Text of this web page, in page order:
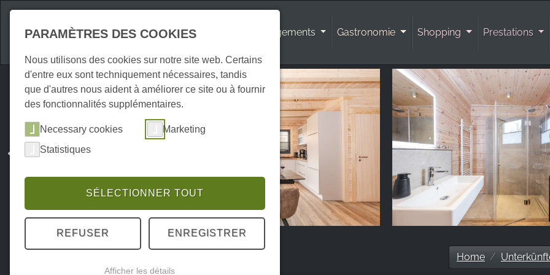
Attractions Hébergements Gastronomie Shopping Prestations
Home
PARAMÈTRES DES COOKIES
Nous utilisons des cookies sur notre site web. Certains
d'entre eux sont techniquement nécessaires, tandis
que d'autres nous aident à améliorer ce site ou à fournir
des fonctionnalités supplémentaires.
Necessary cookies
Marketing
Statistiques
SÉLECTIONNER TOUT
REFUSER ENREGISTRER
Afficher les détails